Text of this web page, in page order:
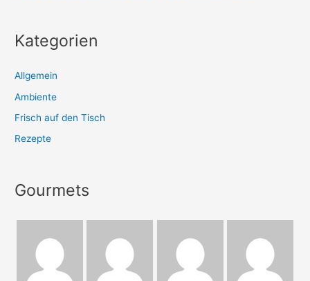
Kategorien
Allgemein
Ambiente
Frisch auf den Tisch
Rezepte
Gourmets